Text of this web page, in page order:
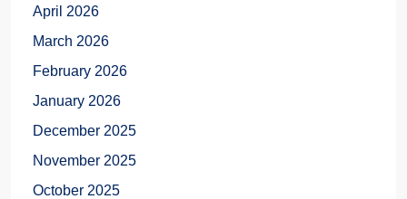
April 2026
March 2026
February 2026
January 2026
December 2025
November 2025
October 2025